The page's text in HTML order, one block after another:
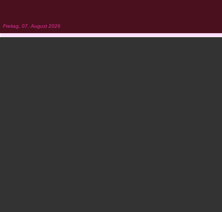
Freitag, 07. August 2026